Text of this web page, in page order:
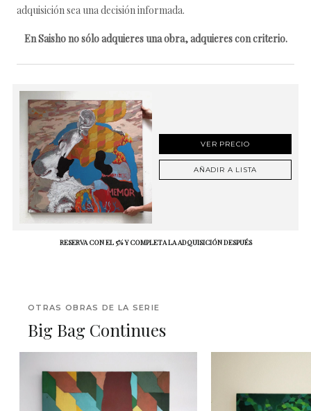
adquisición sea una decisión informada.
En Saisho no sólo adquieres una obra, adquieres con criterio.
VER PRECIO
AÑADIR A LISTA
RESERVA CON EL 5% Y COMPLETA LA ADQUISICIÓN DESPUÉS
OTRAS OBRAS DE LA SERIE
Big Bag Continues